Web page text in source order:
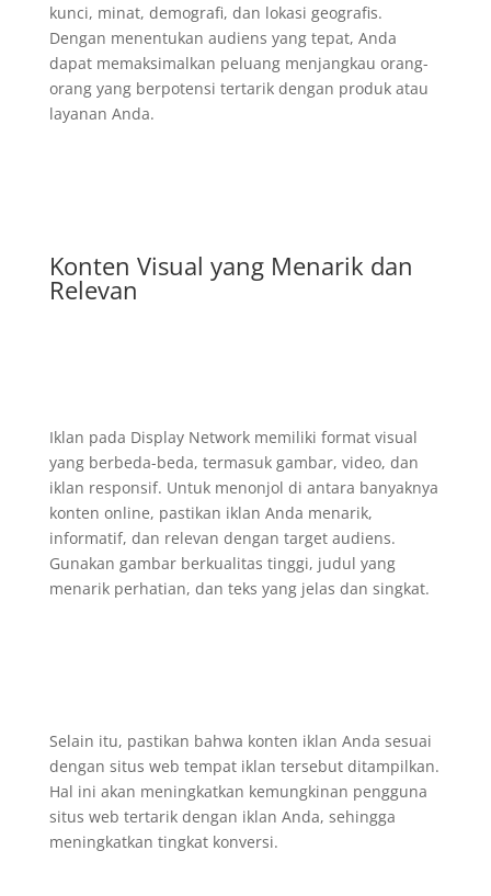
kunci, minat, demografi, dan lokasi geografis.
Dengan menentukan audiens yang tepat, Anda
dapat memaksimalkan peluang menjangkau orang-
orang yang berpotensi tertarik dengan produk atau
layanan Anda.
Konten Visual yang Menarik dan
Relevan
Iklan pada Display Network memiliki format visual
yang berbeda-beda, termasuk gambar, video, dan
iklan responsif. Untuk menonjol di antara banyaknya
konten online, pastikan iklan Anda menarik,
informatif, dan relevan dengan target audiens.
Gunakan gambar berkualitas tinggi, judul yang
menarik perhatian, dan teks yang jelas dan singkat.
Selain itu, pastikan bahwa konten iklan Anda sesuai
dengan situs web tempat iklan tersebut ditampilkan.
Hal ini akan meningkatkan kemungkinan pengguna
situs web tertarik dengan iklan Anda, sehingga
meningkatkan tingkat konversi.